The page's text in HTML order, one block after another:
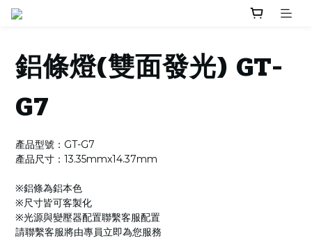
鋁條燈(雙面發光) GT-
G7
產品型號：GT-G7
產品尺寸：13.35mmx14.37mm
※鋁條為鋁本色
※尺寸皆可客製化
※光源與變壓器配置聯繫客服配置
請聯繫客服將由專員立即為您服務